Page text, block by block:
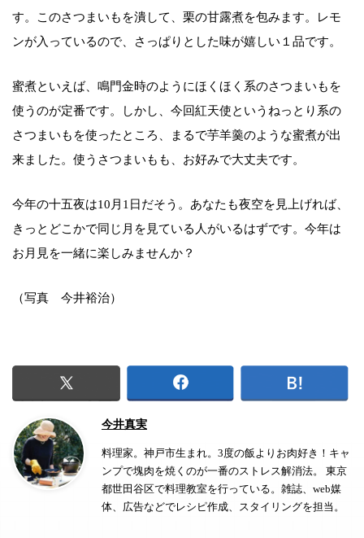
す。このさつまいもを潰して、栗の甘露煮を包みます。レモ
ンが入っているので、さっぱりとした味が嬉しい１品です。
蜜煮といえば、鳴門金時のようにほくほく系のさつまいもを
使うのが定番です。しかし、今回紅天使というねっとり系の
さつまいもを使ったところ、まるで芋羊羹のような蜜煮が出
来ました。使うさつまいもも、お好みで大丈夫です。
今年の十五夜は10月1日だそう。あなたも夜空を見上げれば、
きっとどこかで同じ月を見ている人がいるはずです。今年は
お月見を一緒に楽しみませんか？
（写真 今井裕治）
今井真実
料理家。神戸市生まれ。3度の飯よりお肉好き！キャ
ンプで塊肉を焼くのが一番のストレス解消法。 東京
都世田谷区で料理教室を行っている。雑誌、web媒
体、広告などでレシピ作成、スタイリングを担当。